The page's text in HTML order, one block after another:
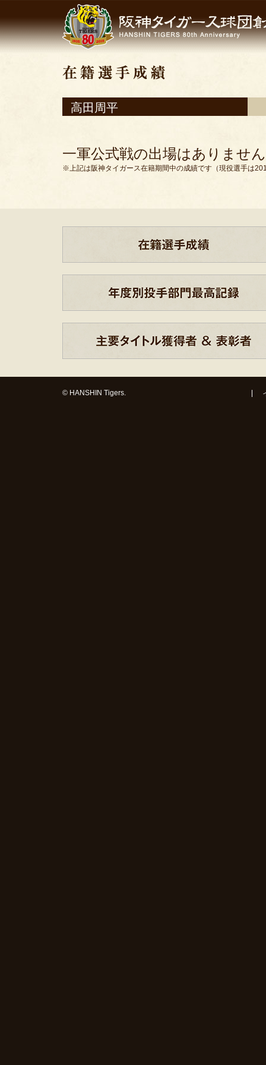
高田周平
一軍公式戦の出場はありません
※上記は阪神タイガース在籍期間中の成績です（現役選手は
© HANSHIN Tigers.